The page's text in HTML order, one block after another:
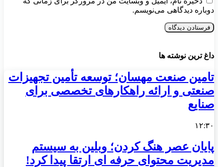
دوباره دیدگاهی می‌نویسم.
داغ ترین نوشته ها
تامین صنعت مهسان؛ توسعه تأمین تجهیزات
صنعتی و ارائه راهکارهای تخصصی برای
صنایع
۱۲:۳۰
پایان عصر هنگ کردن؛ وبلین به سیستم
مدیریت محتوای حرفه ای ارتقا پیدا کرد!